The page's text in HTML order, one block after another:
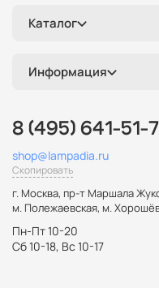
Каталог
Информация
8 (495) 641-51-
shop@lampadia.ru
Скопировать
г. Москва, пр-т Маршала
м. Полежаевская, м.
Пн-Пт 10-20
Сб 10-18, Вс 10-17